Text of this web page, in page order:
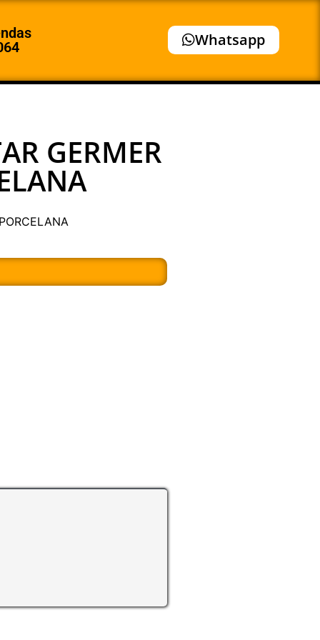
Whatsapp
GERMER